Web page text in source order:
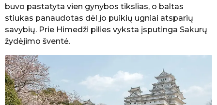
buvo pastatyta vien gynybos tikslias, o baltas
stiukas panaudotas dėl jo puikių ugniai atsparių
savybių. Prie Himedži pilies vyksta įsputinga Sakurų
žydėjimo šventė.